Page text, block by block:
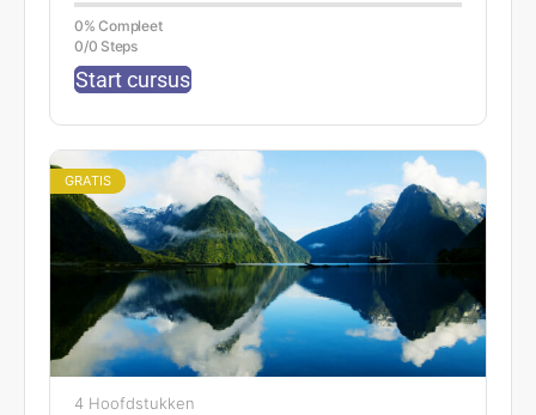
0% Compleet
0/0 Steps
Start cursus
GRATIS
4 Hoofdstukken